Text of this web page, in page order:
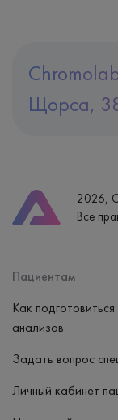
Щорса,
Часы работы
пн-вс: 7:30-15:00
2026,
Все
Пациентам
Как
анализов
Задать вопрос
Личный кабинет